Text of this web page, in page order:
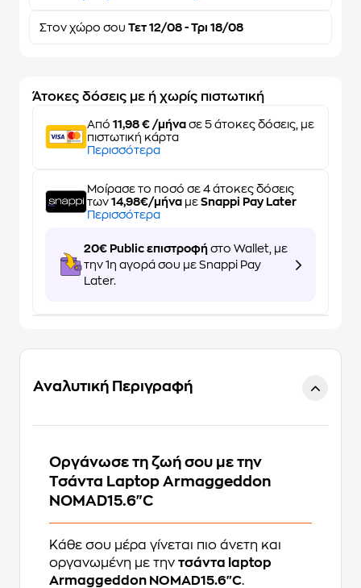
Στον χώρο σου Τετ 12/08 - Τρι 18/08
Άτοκες δόσεις με ή χωρίς πιστωτική
Από 11,98 € /μήνα σε 5 άτοκες δόσεις, με
πιστωτική κάρτα
Περισσότερα
Μοίρασε το ποσό σε 4 άτοκες δόσεις
των 14,98€/μήνα με Snappi Pay Later
Περισσότερα
20€ Public επιστροφή στο Wallet, με
την 1η αγορά σου με Snappi Pay
Later.
Αναλυτική Περιγραφή
Οργάνωσε τη ζωή σου με την
Τσάντα Laptop Armaggeddon
NOMAD15.6"C
Κάθε σου μέρα γίνεται πιο άνετη και
οργανωμένη με την τσάντα laptop
Armaggeddon NOMAD15.6"C.